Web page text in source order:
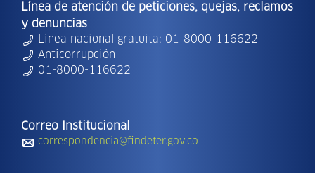
Línea de atención de peticiones, quejas, reclamos
y denuncias
Línea nacional gratuita: 01-8000-116622
Anticorrupción
01-8000-116622
Correo Institucional
correspondencia@findeter.gov.co